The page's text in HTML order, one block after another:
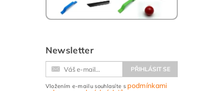
Newsletter
Vložením e-mailu souhlasíte s podmínkami